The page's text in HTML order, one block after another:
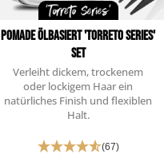
Pomade Ölbasiert 'Torreto Series'
Set
Verleiht dickem, trockenem
oder lockigem Haar ein
natürliches Finish und flexiblen
Halt.
(67)